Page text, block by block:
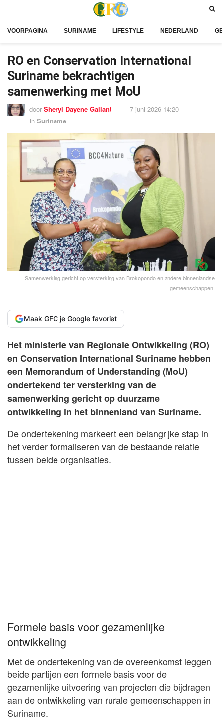
VOORPAGINA SURINAME LIFESTYLE NEDERLAND
RO en Conservation International
Suriname bekrachtigen
samenwerking met MoU
door Sheryl Dayene Gallant
7 juni 2026 14:20
in Suriname
Samenwerking gericht op versterking van Brokopondo en andere binnenlandse
gemeenschappen.
Maak GFC je Google favoriet
Het ministerie van Regionale Ontwikkeling (RO)
en Conservation International Suriname hebben
een Memorandum of Understanding (MoU)
ondertekend ter versterking van de
samenwerking gericht op duurzame
ontwikkeling in het binnenland van Suriname.
De ondertekening markeert een belangrijke stap in
het verder formaliseren van de bestaande relatie
tussen beide organisaties.
Formele basis voor gezamenlijke
ontwikkeling
Met de ondertekening van de overeenkomst leggen
beide partijen een formele basis voor de
gezamenlijke uitvoering van projecten die bijdragen
aan de ontwikkeling van rurale gemeenschappen in
Suriname.